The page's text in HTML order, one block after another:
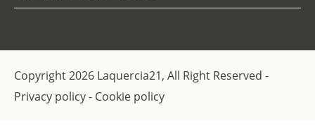
Copyright 2026 Laquercia21, All Right Reserved -
Privacy policy- Cookie policy